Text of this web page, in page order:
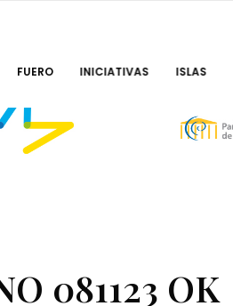
FUERO INICIATIVAS ISLAS
081123 OK